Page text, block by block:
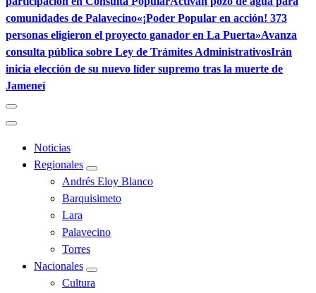
comunidades de Palavecino«¡Poder Popular en acción! 373
personas eligieron el proyecto ganador en La Puerta»Avanza
consulta pública sobre Ley de Trámites AdministrativosIrán
inicia elección de su nuevo líder supremo tras la muerte de
Jameneí
Noticias
Regionales
Andrés Eloy Blanco
Barquisimeto
Lara
Palavecino
Torres
Nacionales
Cultura